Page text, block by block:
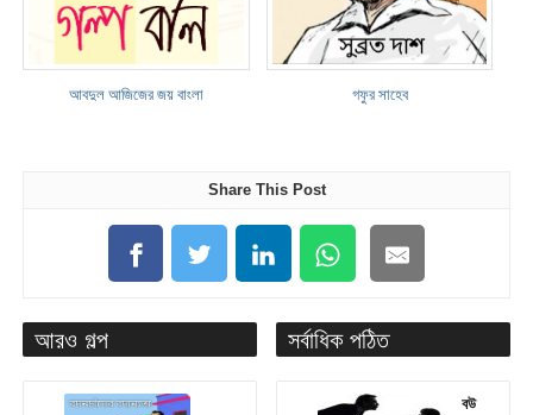
আবদুল আজিজের জয় বাংলা গফুর সাহেব
Share This Post
আরও গল্প সর্বাধিক পঠিত
বউ